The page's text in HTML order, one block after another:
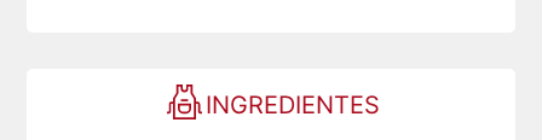
INGREDIENTES